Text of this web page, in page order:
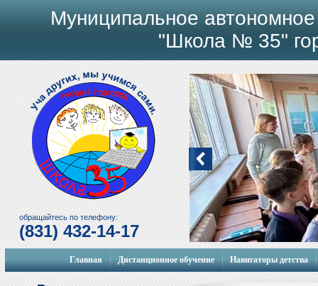
Мобильный городок
обращайтесь по телефону:
(831) 432-14-17
Муниципальное
"Школа № 35"
Главная Дистанционное обучение Навигаторы детства